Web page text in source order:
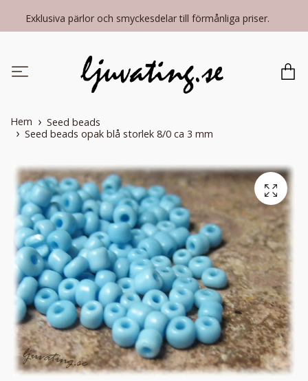
Exklusiva pärlor och smyckesdelar till förmånliga priser.
Hem
Seed beads
Seed beads opak blå storlek 8/0 ca 3 mm